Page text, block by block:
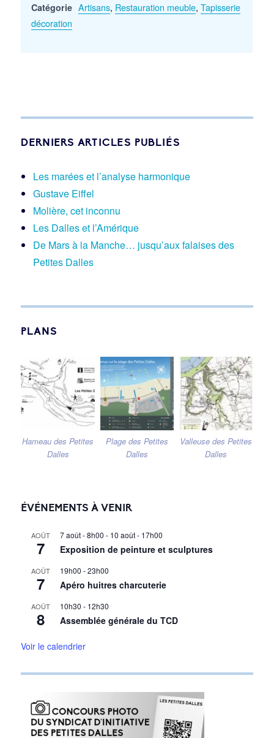
Catégorie Artisans, Restauration meuble,Tapisserie
décoration
DERNIERS ARTICLES PUBLIÉS
Les marées et l’analyse harmonique
Gustave Eiffel
Molière, cet inconnu
Les Dalles et l’Amérique
De Mars à la Manche… jusqu’aux falaises des
Petites Dalles
PLANS
Hameau des Petites
Dalles
Plage des Petites
Dalles
Valleuse des Petites
Dalles
ÉVÉNEMENTS À VENIR
AOÛT
7
7 août - 8h00 - 10 août - 17h00
Exposition de peinture et sculptures
AOÛT
7
19h00 -23h00
Apéro huitres charcuterie
AOÛT
8
10h30 - 12h30
Assemblée générale du TCD
Voir le calendrier